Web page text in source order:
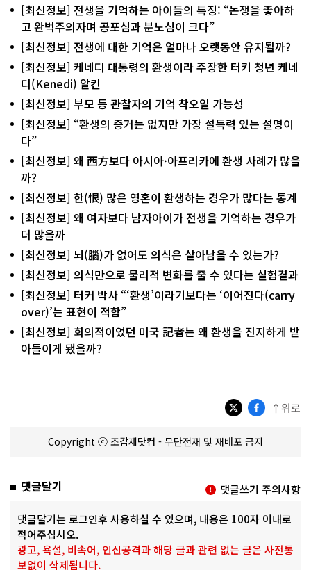
[최신정보] 전생을 기억하는 아이들의 특징: “논쟁을 좋아하
고 완벽주의자며 공포심과 분노심이 크다”
[최신정보] 전생에 대한 기억은 얼마나 오랫동안 유지될까?
[최신정보] 케네디 대통령의 환생이라 주장한 터키 청년 케네
디(Kenedi) 알킨
[최신정보] 부모 등 관찰자의 기억 착오일 가능성
[최신정보] “환생의 증거는 없지만 가장 설득력 있는 설명이
다”
[최신정보] 왜 西方보다 아시아·아프리카에 환생 사례가 많을
까?
[최신정보] 한(恨) 많은 영혼이 환생하는 경우가 많다는 통계
[최신정보] 왜 여자보다 남자아이가 전생을 기억하는 경우가
더 많을까
[최신정보] 뇌(腦)가 없어도 의식은 살아남을 수 있는가?
[최신정보] 의식만으로 물리적 변화를 줄 수 있다는 실험결과
[최신정보] 터커 박사 “‘환생’이라기보다는 ‘이어진다(carry
over)’는 표현이 적합”
[최신정보] 회의적이었던 미국 記者는 왜 환생을 진지하게 받
아들이게 됐을까?
↑위로
Copyright ⓒ 조갑제닷컴 - 무단전재 및 재배포 금지
댓글달기 댓글쓰기 주의사항
댓글달기는 로그인후 사용하실 수 있으며, 내용은 100자 이내로
적어주십시오.
광고, 욕설, 비속어, 인신공격과 해당 글과 관련 없는 글은 사전통
보없이 삭제됩니다.